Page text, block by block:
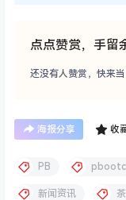
点点赞赏，手留
还没有人赞赏，快来当
海报分享 收
PB
新闻资讯